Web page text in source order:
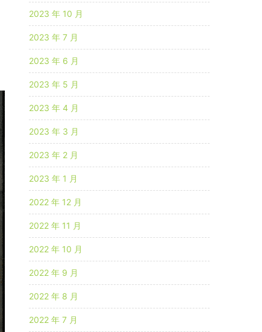
2023 年 10 月
2023 年 7 月
2023 年 6 月
2023 年 5 月
2023 年 4 月
2023 年 3 月
2023 年 2 月
2023 年 1 月
2022 年 12 月
2022 年 11 月
2022 年 10 月
2022 年 9 月
2022 年 8 月
2022 年 7 月